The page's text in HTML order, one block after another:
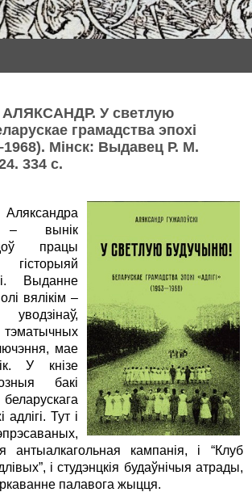
У светлую
грамадства эпохі
Мінск: Выдавец Р. М.
334 с.
– вынік
працы
Выданне
вялікім –
мае
У кнізе
бакі
Тут і
антыалкагольная кампанія, і “Клуб
і студэнцкія будаўнічыя атрады,
палавога жыцця.